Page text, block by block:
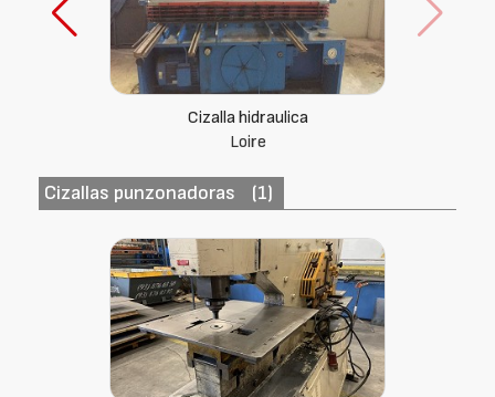
Cizalla hidraulica
Mebusa CGH 3054 S
Cizallas punzonadoras (1)